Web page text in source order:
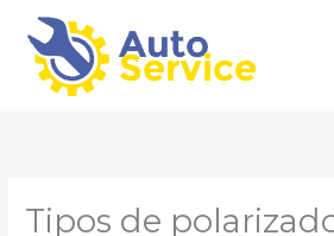
contenido
Tipos de